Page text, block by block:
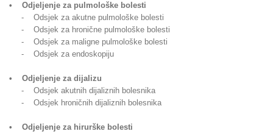
• Odjeljenje za pulmološke bolesti
- Odsjek za akutne pulmološke bolesti
- Odsjek za hronične pulmološke bolesti
- Odsjek za maligne pulmološke bolesti
- Odsjek za endoskopiju
• Odjeljenje za dijalizu
- Odsjek akutnih dijaliznih bolesnika
- Odsjek hroničnih dijaliznih bolesnika
• Odjeljenje za hirurške bolesti